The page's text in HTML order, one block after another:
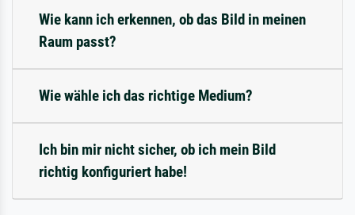
Wie kann ich erkennen, ob das Bild in meinen
Raum passt?
Wie wähle ich das richtige Medium?
Ich bin mir nicht sicher, ob ich mein Bild
richtig konfiguriert habe!